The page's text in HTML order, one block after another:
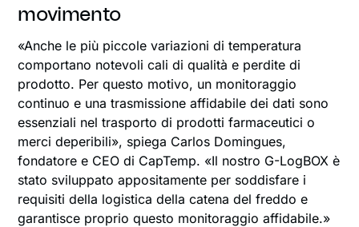
movimento
«Anche le più piccole variazioni di temperatura
comportano notevoli cali di qualità e perdite di
prodotto. Per questo motivo, un monitoraggio
continuo e una trasmissione affidabile dei dati sono
essenziali nel trasporto di prodotti farmaceutici o
merci deperibili», spiega Carlos Domingues,
fondatore e CEO di CapTemp. «Il nostro G-LogBOX è
stato sviluppato appositamente per soddisfare i
requisiti della logistica della catena del freddo e
garantisce proprio questo monitoraggio affidabile.»